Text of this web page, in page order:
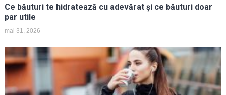
Ce băuturi te hidratează cu adevărat și ce băuturi doar
par utile
mai 31, 2026